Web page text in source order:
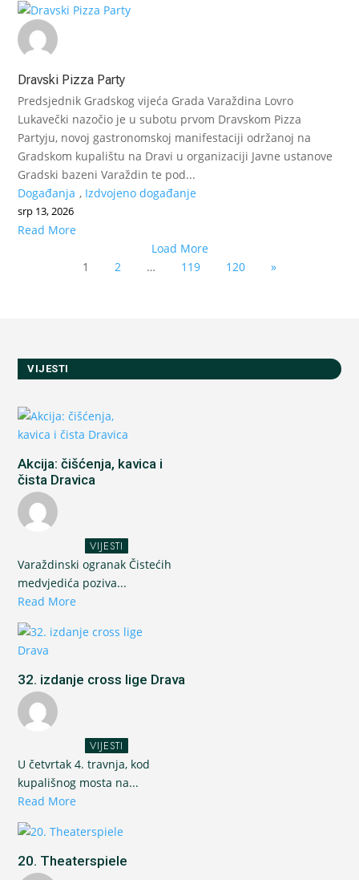
Dravski Pizza Party
Predsjednik Gradskog vijeća Grada Varaždina Lovro
Lukavečki nazočio je u subotu prvom Dravskom Pizza
Partyju, novoj gastronomskoj manifestaciji održanoj na
Gradskom kupalištu na Dravi u organizaciji Javne ustanove
Gradski bazeni Varaždin te pod...
Događanja , Izdvojeno događanje
srp 13, 2026
Read More
Load More
1
2 … 119 120 »
VIJESTI
Akcija: čišćenja, kavica i
čista Dravica
VIJESTI
Varaždinski ogranak Čistećih
medvjedića poziva...
Read More
32. izdanje cross lige Drava
VIJESTI
U četvrtak 4. travnja, kod
kupališnog mosta na...
Read More
20. Theaterspiele